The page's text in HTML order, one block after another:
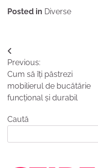
Posted in Diverse
Navigare
în
articole
Previous:
Cum să îți păstrezi
mobilierul de bucătărie
funcțional și durabil
Caută